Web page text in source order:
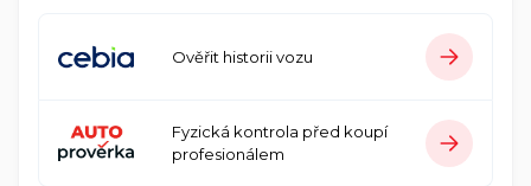
Ověřit historii vozu
Fyzická kontrola před koupí
profesionálem